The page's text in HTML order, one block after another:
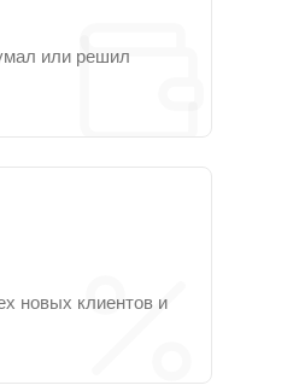
или решил
новых клиентов и